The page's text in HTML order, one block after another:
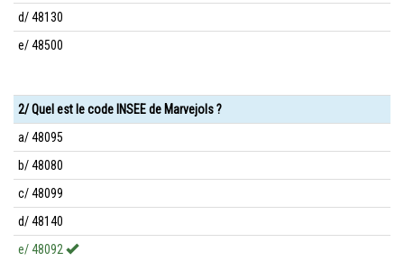
d/ 48130
e/ 48500
2/ Quel est le code INSEE de Marvejols ?
a/ 48095
b/ 48080
c/ 48099
d/ 48140
e/ 48092